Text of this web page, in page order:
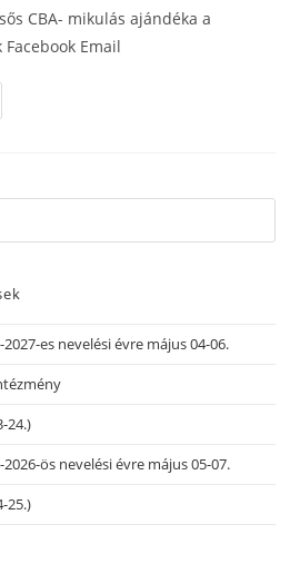
CBA- mikulás ajándéka a
Email
es nevelési évre május 04-06.
24.)
ös nevelési évre május 05-07.
25.)